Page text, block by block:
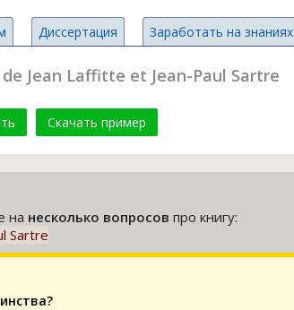
Диссертация Заработать на знаниях
Jean Laffitte et Jean-Paul Sartre
Скачать пример
на несколько вопросов про книгу:
Sartre